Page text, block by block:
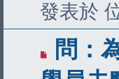
發表於
有
新
問：